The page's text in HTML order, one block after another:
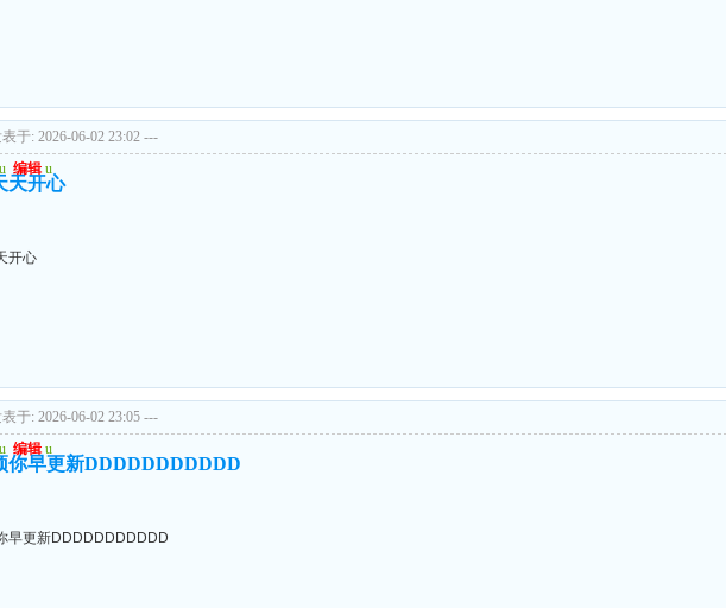
于: 2026-06-02 23:02 ---
u 编辑 u
天开心
开心
于: 2026-06-02 23:05 ---
u 编辑 u
你早更新DDDDDDDDDDD
早更新DDDDDDDDDDD